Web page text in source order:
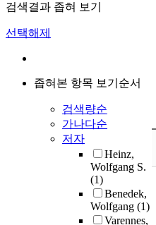
검색결과 좁혀 보기
선택해제
좁혀본 항목 보기순서
검색량순
가나다순
저자
Heinz,
Wolfgang S.
(1)
Benedek,
Wolfgang (1)
Varennes,